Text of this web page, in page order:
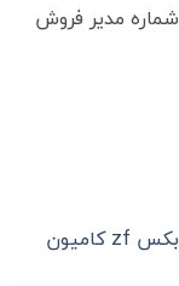
شماره مدیر فروش
نکات مهم و کلیدی که در مورد گیر بکس zf کامیون